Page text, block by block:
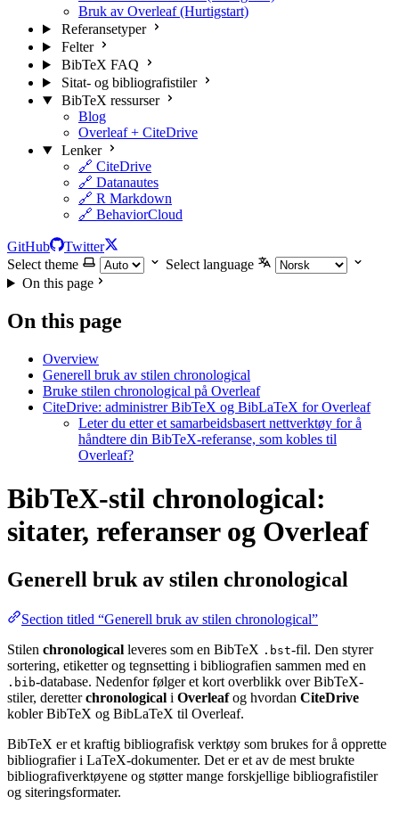
Bruk av Overleaf (Hurtigstart)
Referansetyper
Felter
BibTeX FAQ
Sitat- og bibliografistiler
BibTeX ressurser
Blog
Overleaf + CiteDrive
Lenker
🔗 CiteDrive
🔗 Datanautes
🔗 R Markdown
🔗 BehaviorCloud
GitHub
Twitter
Select theme
Select language
On this page
On this page
Overview
Generell bruk av stilen chronological
Bruke stilen chronological på Overleaf
CiteDrive: administrer BibTeX og BibLaTeX for Overleaf
Leter du etter et samarbeidsbasert nettverktøy for å
håndtere din BibTeX-referanse, som kobles til
Overleaf?
BibTeX-stil chronological:
sitater, referanser og Overleaf
Generell bruk av stilen chronological
Section titled “Generell bruk av stilen chronological”
Stilen chronological leveres som en BibTeX .bst-fil. Den styrer
sortering, etiketter og tegnsetting i bibliografien sammen med en
.bib-database. Nedenfor følger et kort overblikk over BibTeX-
stiler, deretterchronological i Overleafog hvordan CiteDrive
kobler BibTeX og BibLaTeX til Overleaf.
BibTeX er et kraftig bibliografisk verktøy som brukes for å opprette
bibliografier i LaTeX-dokumenter. Det er et av de mest brukte
bibliografiverktøyene og støtter mange forskjellige bibliografistiler
og siteringsformater.